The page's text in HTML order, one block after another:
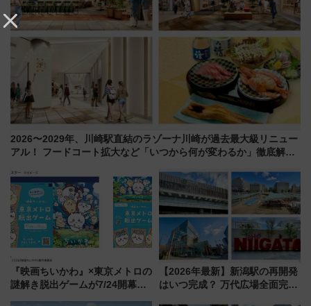
2026〜2029年、川崎駅直結のラゾーナ川崎が過去最大級リニュー
アル！ フードコート拡大など「いつから何が変わるか」徹底解
『映画ちいかわ』×東京メトロの
謎解き脱出ゲームが7/24開幕！
【2026年最新】新潟駅の再開発
はいつ完成？ 万代広場全面完成